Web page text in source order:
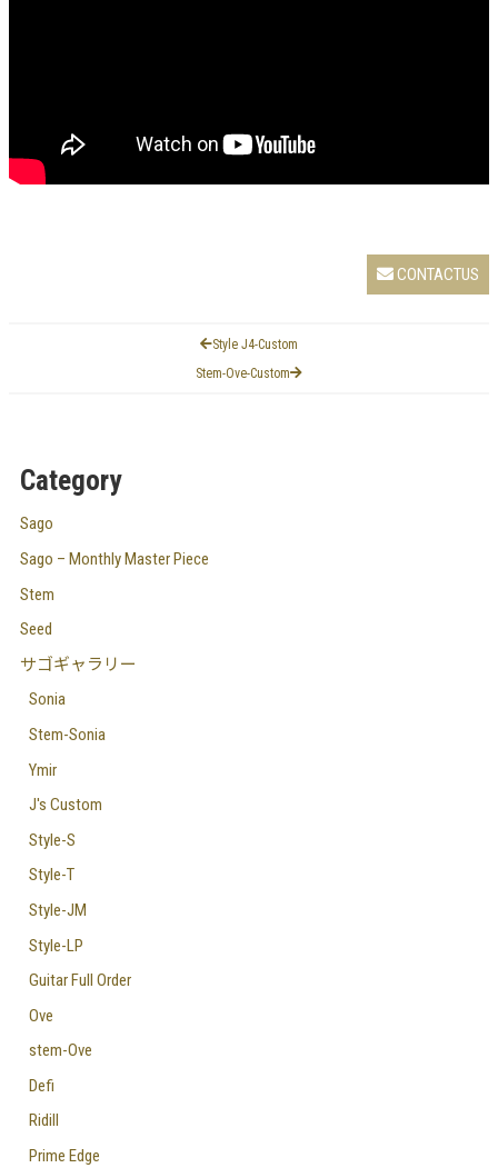
CONTACTUS
Stem-Ove-Custom
Style J4-Custom
Category
Sago
Sago – Monthly Master Piece
Stem
Seed
サゴギャラリー
Sonia
Stem-Sonia
Ymir
J's Custom
Style-S
Style-T
Style-JM
Style-LP
Guitar Full Order
Ove
stem-Ove
Defi
Ridill
Prime Edge